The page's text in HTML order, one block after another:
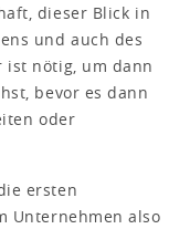
dieser Blick in
und auch des
ist nötig, um dann
bevor es dann
oder
ersten
Unternehmen also